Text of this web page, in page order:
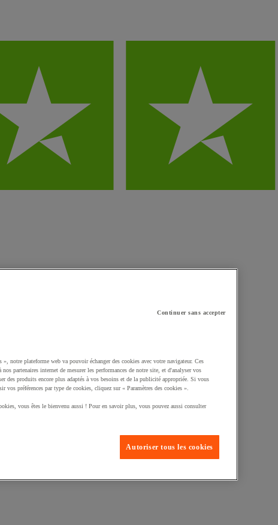
:
Continuer sans accepter
notre plateforme web va pouvoir échanger des cookies avec votre navigateur. Ces
partenaires internet de mesurer les performances de notre site, et d'analyser vos
des produits encore plus adaptés à vos besoins et de la publicité appropriée. Si vous
préférences par type de cookies, cliquez sur « Paramètres des cookies ».
vous êtes le bienvenu aussi ! Pour en savoir plus, vous pouvez aussi consulter
Autoriser tous les cookies